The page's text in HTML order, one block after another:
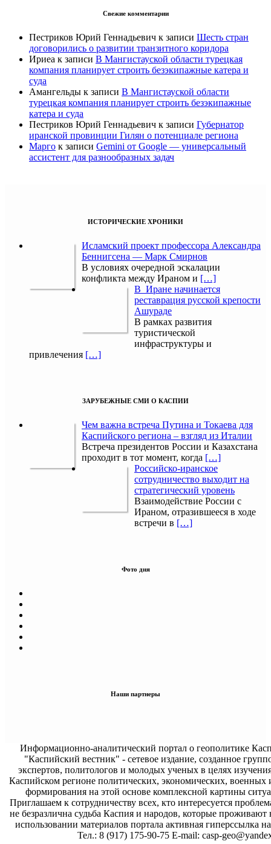
Свежие комментарии
Пестриков Юрий Геннадьевич к записи Шесть стран
договорились о развитии транзитного коридора
Ириеа к записи В Мангистауской области турецкая
компания планирует строить безэкипажные катера и
суда
Амангельды к записи В Мангистауской области
турецкая компания планирует строить безэкипажные
катера и суда
Пестриков Юрий Геннадьевич к записи Губернатор
иранской провинции Гилян о потенциале региона
Марго к записи Gemini от Google — универсальный
ассистент для разнообразных задач
ИСТОРИЧЕСКИЕ ХРОНИКИ
Исламский проект профессора Александра
Беннигсена — Марк Смирнов
В условиях очередной эскалации
конфликта между Ираном и […]
В Иране начинается
реставрация русской крепости
Ашураде
В рамках развития
туристической
инфраструктуры и
привлечения […]
ЗАРУБЕЖНЫЕ СМИ О КАСПИИ
Чем важна встреча Путина и Токаева для
Каспийского региона – взгляд из Италии
Встреча президентов России и Казахстана
проходит в тот момент, когда […]
Российско-иранское
сотрудничество выходит на
стратегический уровень
Взаимодействие России с
Ираном, отразившееся в ходе
встречи в […]
Фото дня
Наши партнеры
Информационно-аналитический портал о геополитике
"Каспийский вестник" - сетевое издание, созданное
экспертов, политологов и молодых ученых в целях
Каспийском регионе политических, экономических, военных
формирования на этой основе комплексной картины
Приглашаем к сотрудничеству всех, кто интересуется
не безразлична судьба Каспия и народов, которые проживают
использовании материалов портала активная гиперссылка на
Тел.: 8 (917) 175-90-75 E-mail: casp-